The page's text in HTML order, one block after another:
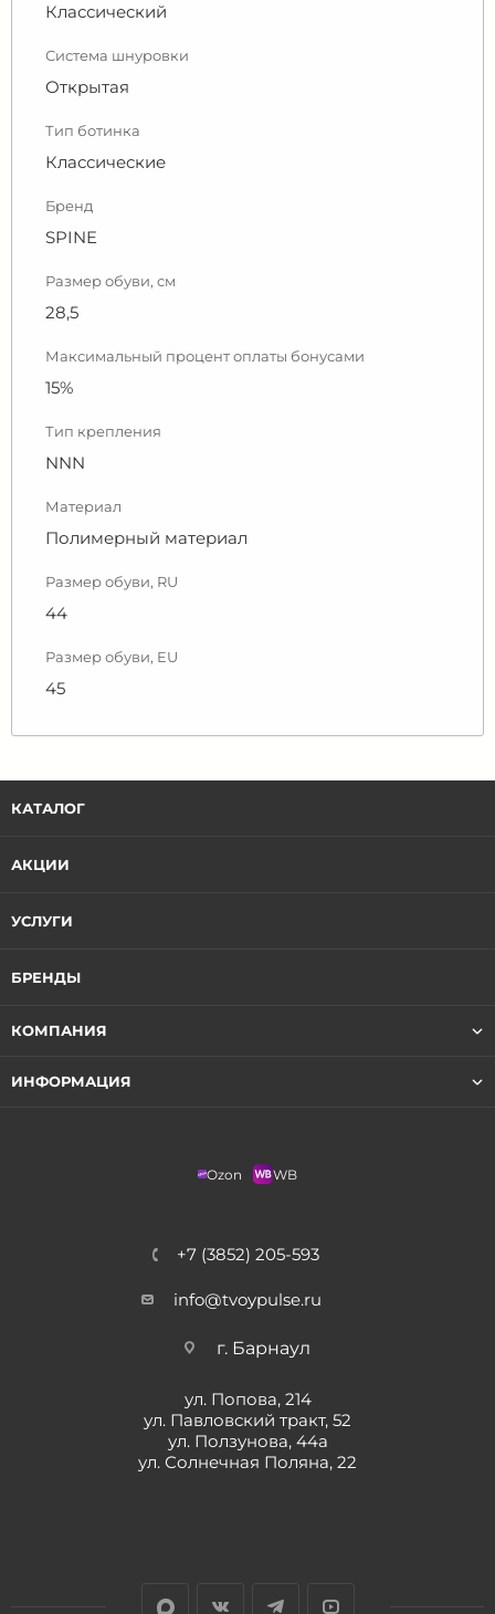
Классический
Система шнуровки
Открытая
Тип ботинка
Классические
Бренд
SPINE
Размер обуви, см
28,5
Максимальный процент оплаты бонусами
15%
Тип крепления
NNN
Материал
Полимерный материал
Размер обуви, RU
44
Размер обуви, EU
45
КАТАЛОГ
АКЦИИ
УСЛУГИ
БРЕНДЫ
КОМПАНИЯ
ИНФОРМАЦИЯ
Ozon WB
+7 (3852) 205-593
info@tvoypulse.ru
г. Барнаул
ул. Попова, 214
ул. Павловский тракт, 52
ул. Ползунова, 44а
ул. Солнечная Поляна, 22